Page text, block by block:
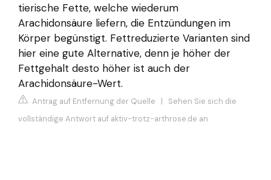
tierische Fette, welche wiederum
Arachidonsäure liefern, die Entzündungen im
Körper begünstigt. Fettreduzierte Varianten sind
hier eine gute Alternative, denn je höher der
Fettgehalt desto höher ist auch der
Arachidonsäure-Wert.
Antrag auf Entfernung der Quelle | Sehen Sie sich die
vollständige Antwort auf aktiv-trotz-arthrose.de an